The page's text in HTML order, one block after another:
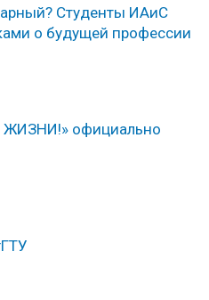
Студенты ИАиС
о будущей профессии
официально